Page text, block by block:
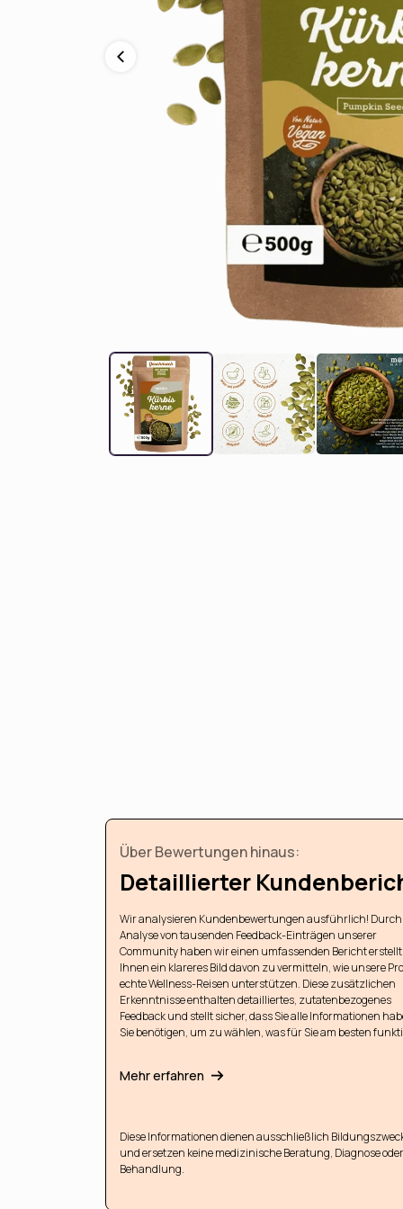
Über Bewertungen hinaus:
Detaillierter
Wir analysieren Kundenbewertungen ausführlich! Durch
Analyse von tausenden Feedback-Einträgen unserer
Community haben wir einen umfassenden Bericht
Ihnen ein klareres Bild davon zu vermitteln, wie unsere
echte Wellness-Reisen unterstützen. Diese zusätzlichen
Erkenntnisse enthalten detailliertes, zutatenbezogenes
Feedback und stellt sicher, dass Sie alle Informationen
Sie benötigen, um zu wählen, was für Sie am besten
Mehr erfahren
Diese Informationen dienen ausschließlich
und ersetzen keine medizinische Beratung, Diagnose oder
Behandlung.